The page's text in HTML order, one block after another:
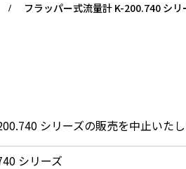
フラッパー式流量計 K-200.740 シ
シリーズの販売を中止いた
シリーズ